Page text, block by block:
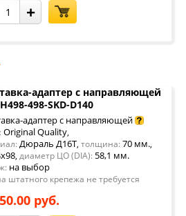
+
адаптер с направляющей
498-SKD-D140
адаптер с направляющей
Original Quality,
Дюраль Д16Т, толщина: 70 мм.,
, диаметр ЦО (DIA): 58,1 мм.
на выбор
штатного крепежа не требуется
руб.